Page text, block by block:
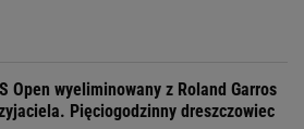
Open wyeliminowany z Roland Garros
Pięciogodzinny dreszczowiec